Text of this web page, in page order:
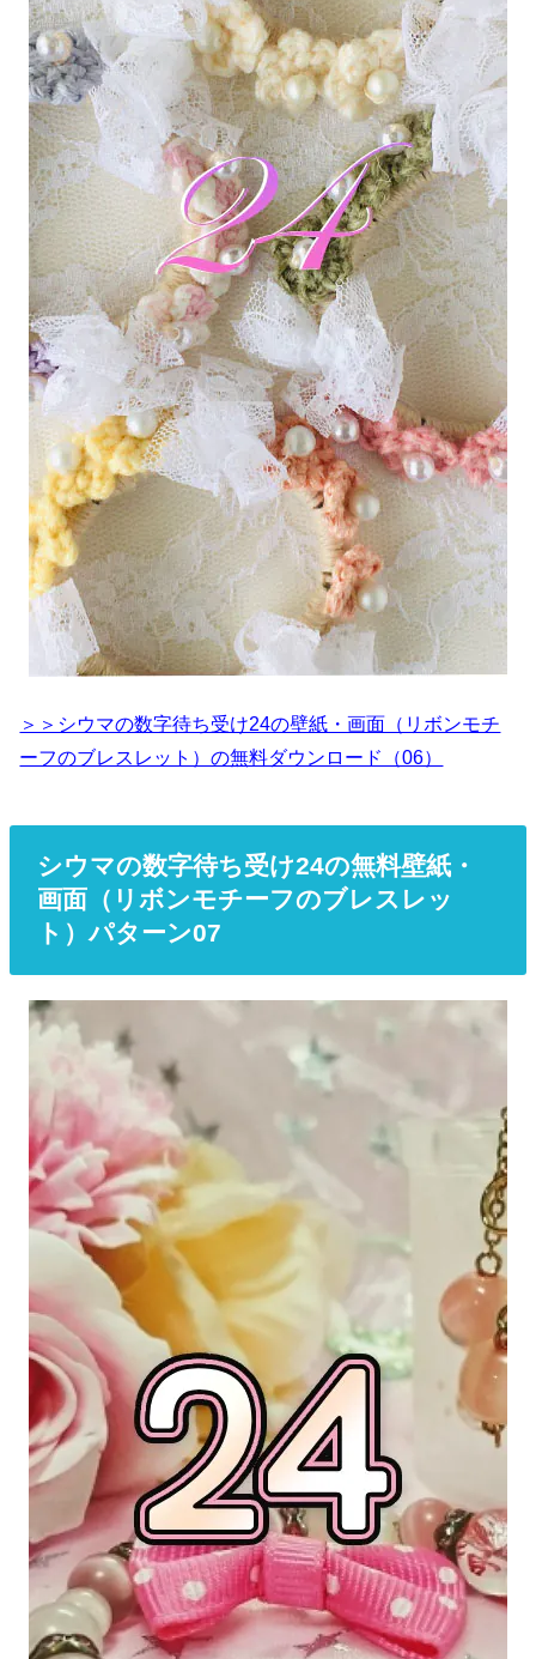
＞＞シウマの数字待ち受け24の壁紙・画面（リボンモチ
ーフのブレスレット）の無料ダウンロード（06）
シウマの数字待ち受け24の無料壁紙・
画面（リボンモチーフのブレスレッ
ト）パターン07